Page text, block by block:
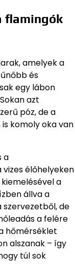
flamingók
amelyek a
és
egy lábon
azt
póz, de a
komoly oka van
a
élőhelyeken
a
állva a
de
a felére
hőmérséklet
alszanak – így
túl sok